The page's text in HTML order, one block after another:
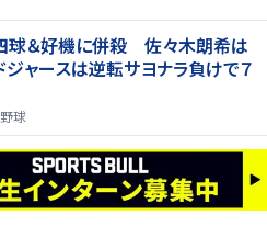
球＆好機に併殺 佐々木朗希は
ャースは逆転サヨナラ負けで７
野球